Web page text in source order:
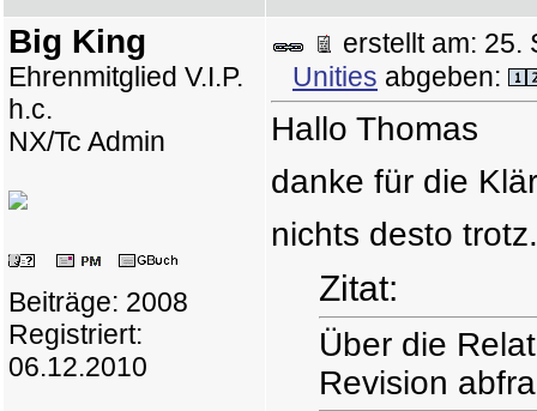
Big King
Ehrenmitglied V.I.P.
h.c.
NX/Tc Admin
Beiträge: 2008
Registriert:
06.12.2010
erstellt am:
Unities abgeben:
Hallo Thomas
danke für die
nichts desto
Zitat:
Über die
Revision